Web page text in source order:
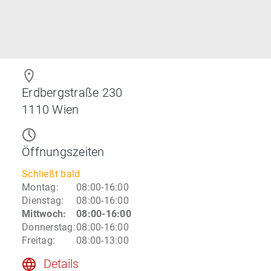
Erdbergstraße 230
1110 Wien
Öffnungszeiten
Schließt bald
Montag:
08:00-16:00
Dienstag:
08:00-16:00
Mittwoch:
08:00-16:00
Donnerstag:08:00-16:00
Freitag: 08:00-13:00
Details